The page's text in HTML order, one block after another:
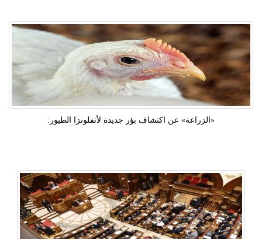
«الزراعة» عن اكتشاف بؤر جديدة لأنفلونزا الطيور: